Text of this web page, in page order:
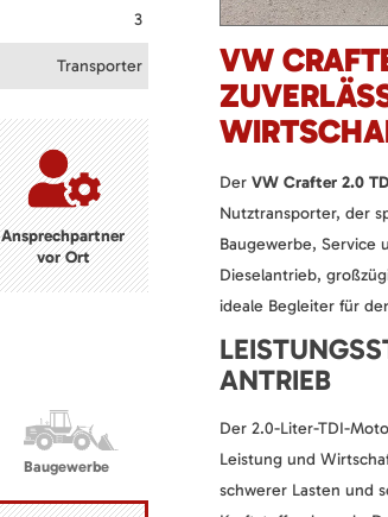
3
Transporter
Ansprechpartner
vor Ort
Baugewerbe
VW
Der VW Crafter 2.0
Nutztransporter, der
Baugewerbe, Service
Dieselantrieb,
ideale Begleiter für
ANTRIEB
Der 2.0-Liter-TDI-
Leistung und
schwerer Lasten und